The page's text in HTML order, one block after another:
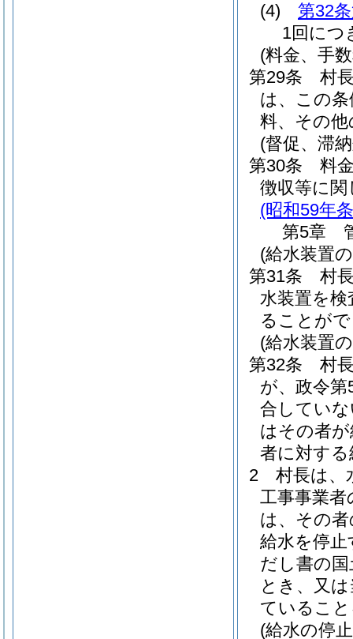
(4)
第32
1回に
(料金、手
第29条
村
は、この
料、その
(督促、滞
第30条
料
徴収等に
(昭和59年
第5章
(給水装置
第31条
村
水装置を
ることが
(給水装置
第32条
村
が、政令
合してい
はその者
者に対す
2
村長は、
工事事業
は、その
給水を停
だし書の
とき、又
ているこ
(給水の停